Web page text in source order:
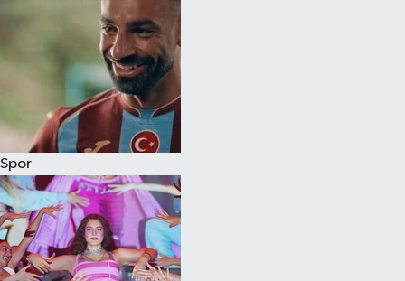
Spor